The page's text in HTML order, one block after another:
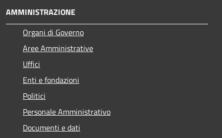
AMMINISTRAZIONE
Organi di Governo
Aree Amministrative
Uffici
Enti e fondazioni
Politici
Personale Amministrativo
Documenti e dati